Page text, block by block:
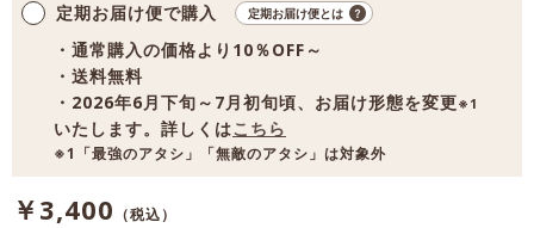
定期お届け便で購入 定期お届け便とは
・通常購入の価格より10％OFF～
・送料無料
・2026年6月下旬～7月初旬頃、お届け形態を変更※1
いたします。詳しくはこちら
※1「最強のアタシ」「無敵のアタシ」は対象外
￥3,400 （税込）